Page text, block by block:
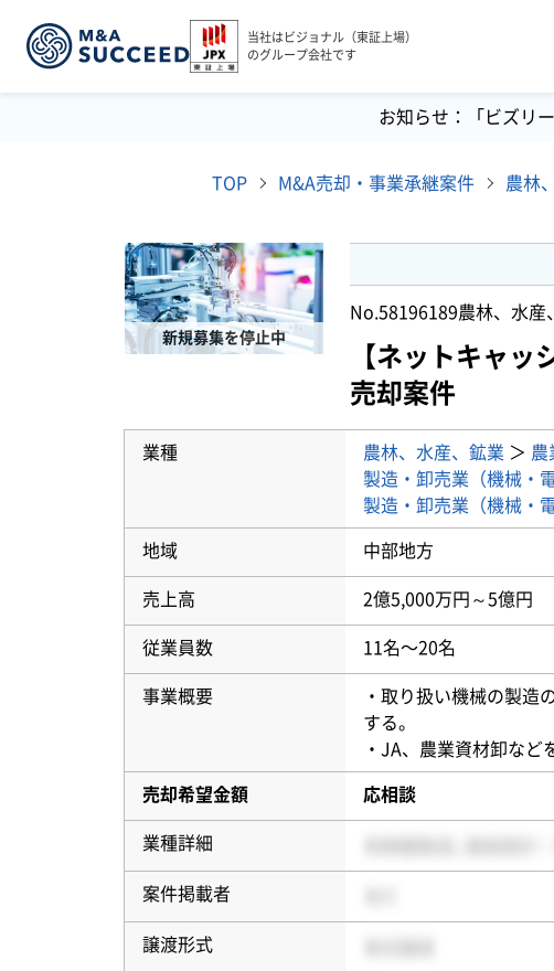
当社はビジョナル（東証上場）
のグループ会社です
お知らせ：「ビズリ
TOP M&A売却・事業承継案件 農林
新規募集を停止中
No.58196189農林、水産
【ネットキャッ
売却案件
業種 農林、水産、鉱業 ＞ 農
製造・卸売業（機械・
製造・卸売業（機械・
地域 中部地方
売上高 2億5,000万円～5億円
従業員数 11名〜20名
事業概要
・取り扱い機械の製造
する。
・JA、農業資材卸など
売却希望金額 応相談
業種詳細
案件掲載者
譲渡形式